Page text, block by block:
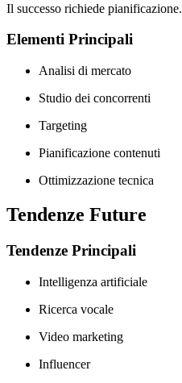
Il successo richiede pianificazione.
Elementi Principali
Analisi di mercato
Studio dei concorrenti
Targeting
Pianificazione contenuti
Ottimizzazione tecnica
Tendenze Future
Tendenze Principali
Intelligenza artificiale
Ricerca vocale
Video marketing
Influencer